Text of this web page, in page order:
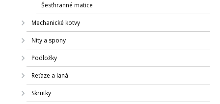
Šesťhranné matice
Mechanické kotvy
Nity a spony
Podložky
Reťaze a laná
Skrutky